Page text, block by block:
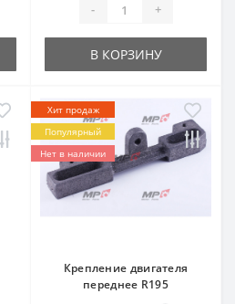
- +
В КОРЗИНУ
Хит продаж
Популярный
Нет в наличии
Крепление двигателя
переднее R195